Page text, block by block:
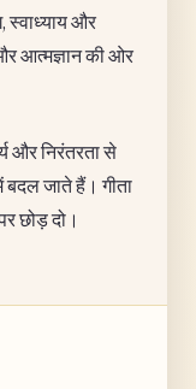
स्वाध्याय और
आत्मज्ञान की ओर
और निरंतरता से
बदल जाते हैं। गीता
छोड़ दो।